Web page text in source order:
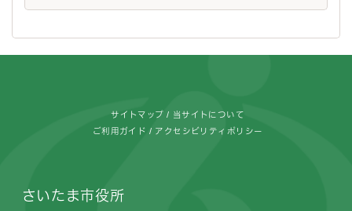
サイトマップ 当サイトについて
ご利用ガイド アクセシビリティポリシー
さいたま市役所